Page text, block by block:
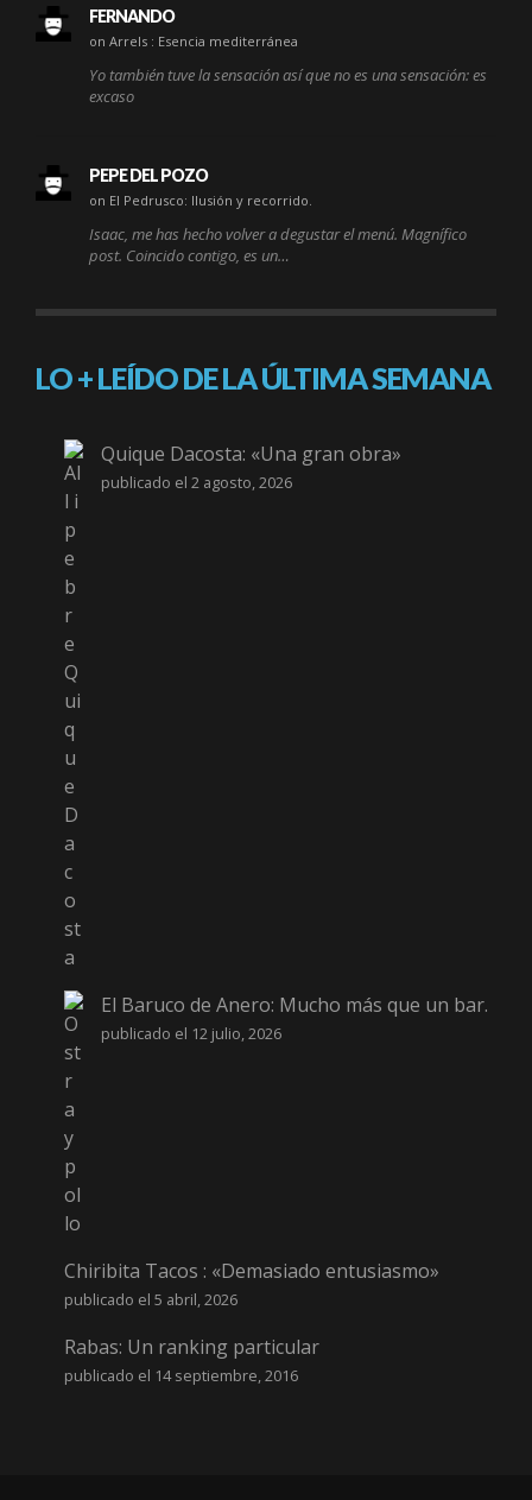
FERNANDO
on Arrels : Esencia mediterránea
Yo también tuve la sensación así que no es una sensación: es
excaso
PEPE DEL POZO
on El Pedrusco: Ilusión y recorrido.
Isaac, me has hecho volver a degustar el menú. Magnífico
post. Coincido contigo, es un…
LO + LEÍDO DE LA ÚLTIMA SEMANA
Quique Dacosta: «Una gran obra»
publicado el 2 agosto, 2026
El Baruco de Anero: Mucho más que un bar.
publicado el 12 julio, 2026
Chiribita Tacos : «Demasiado entusiasmo»
publicado el 5 abril, 2026
Rabas: Un ranking particular
publicado el 14 septiembre, 2016